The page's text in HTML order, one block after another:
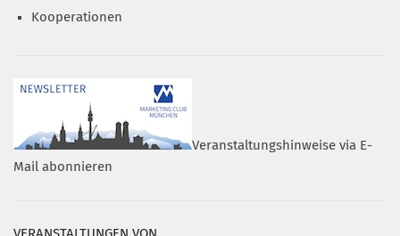
Kooperationen
Veranstaltungshinweise via E-
Mail abonnieren